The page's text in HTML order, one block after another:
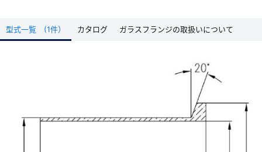
型式一覧 (1件） カタログ ガラスフランジの取扱いについて